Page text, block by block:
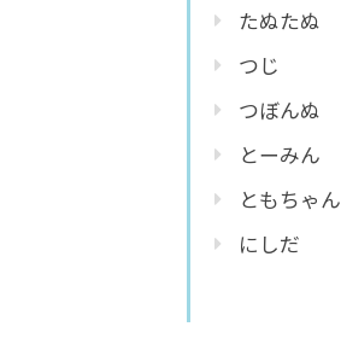
たぬたぬ
つじ
つぼんぬ
とーみん
ともちゃん
にしだ